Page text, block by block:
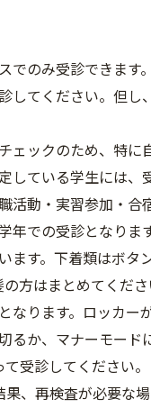
でのみ受診できま
してください。但
ェックのため、特に
している学生には、
活動・実習参加・
年での受診となります
ます。下着類はボ
方はまとめてくだ
なります。ロッカ
るか、マナーモード
受診してください。
果、再検査が必要